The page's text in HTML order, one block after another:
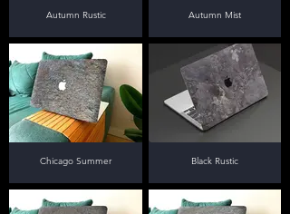
Autumn Rustic Autumn Mist
Chicago Summer Black Rustic